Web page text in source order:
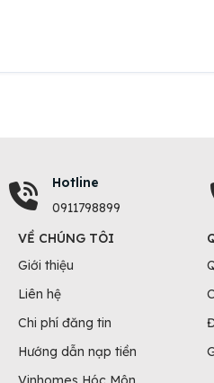
Hotline
0911798899
VỀ CHÚNG TÔI
Giới thiệu
Liên hệ
Chi phí đăng tin
Hướng dẫn nạp tiền